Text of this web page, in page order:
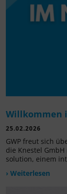
Willkommen
25.02.2026
GWP freut sich
die Knestel
solution, einem
› Weiterlesen